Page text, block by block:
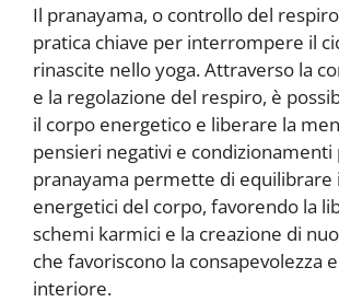
Il pranayama, o controllo del
pratica chiave per interrompere il
rinascite nello yoga. Attraverso la
e la regolazione del respiro, è
il corpo energetico e liberare la
pensieri negativi e condizionamenti
pranayama permette di equilibrare
energetici del corpo, favorendo la
schemi karmici e la creazione di
che favoriscono la consapevolezza
interiore.